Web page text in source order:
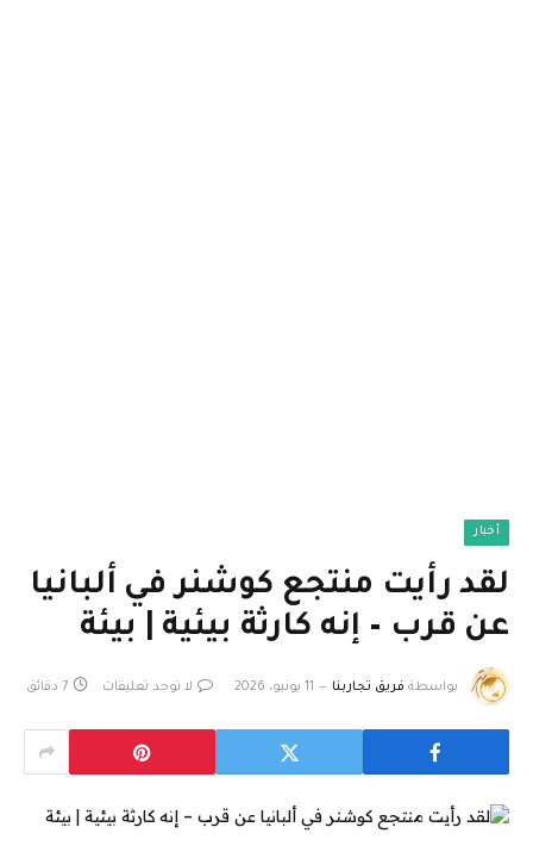
أخبار
لقد رأيت منتجع كوشنر في ألبانيا
عن قرب – إنه كارثة بيئية | بيئة
بواسطة فريق تجاربنا 11 يونيو، 2026 لا توجد تعليقات 7 دقائق